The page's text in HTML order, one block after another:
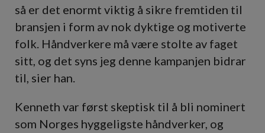
så er det enormt viktig å sikre fremtiden til
bransjen i form av nok dyktige og motiverte
folk. Håndverkere må være stolte av faget
sitt, og det syns jeg denne kampanjen bidrar
til, sier han.
Kenneth var først skeptisk til å bli nominert
som Norges hyggeligste håndverker, og